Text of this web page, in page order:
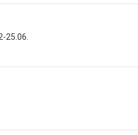
25.06.